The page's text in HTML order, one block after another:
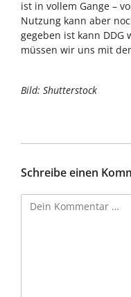
ist in vollem Gange –
Nutzung kann aber
gegeben ist kann
müssen wir uns mit
Bild: Shutterstock
Schreibe einen